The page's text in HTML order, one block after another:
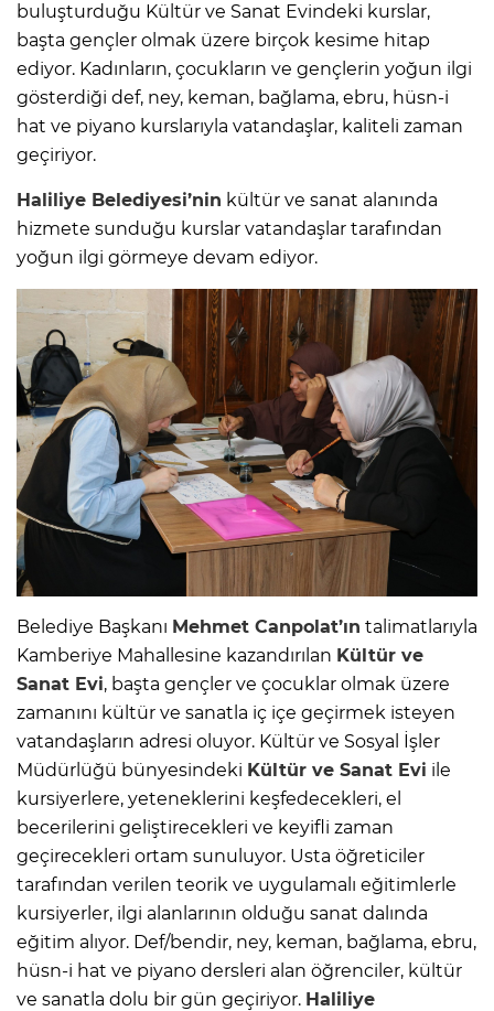
buluşturduğu Kültür ve Sanat Evindeki kurslar,
başta gençler olmak üzere birçok kesime hitap
ediyor. Kadınların, çocukların ve gençlerin yoğun ilgi
gösterdiği def, ney, keman, bağlama, ebru, hüsn-i
hat ve piyano kurslarıyla vatandaşlar, kaliteli zaman
geçiriyor.
Haliliye Belediyesi’nin kültür ve sanat alanında
hizmete sunduğu kurslar vatandaşlar tarafından
yoğun ilgi görmeye devam ediyor.
Belediye Başkanı Mehmet Canpolat’ın talimatlarıyla
Kamberiye Mahallesine kazandırılan Kültür ve
Sanat Evi, başta gençler ve çocuklar olmak üzere
zamanını kültür ve sanatla iç içe geçirmek isteyen
vatandaşların adresi oluyor. Kültür ve Sosyal İşler
Müdürlüğü bünyesindeki Kültür ve Sanat Evi ile
kursiyerlere, yeteneklerini keşfedecekleri, el
becerilerini geliştirecekleri ve keyifli zaman
geçirecekleri ortam sunuluyor. Usta öğreticiler
tarafından verilen teorik ve uygulamalı eğitimlerle
kursiyerler, ilgi alanlarının olduğu sanat dalında
eğitim alıyor. Def/bendir, ney, keman, bağlama, ebru,
hüsn-i hat ve piyano dersleri alan öğrenciler, kültür
ve sanatla dolu bir gün geçiriyor. Haliliye